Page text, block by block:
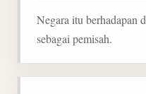
Negara itu berhadapan
sebagai pemisah.